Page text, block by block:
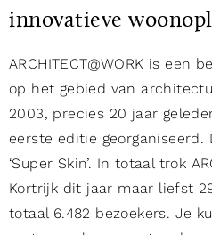
innovatieve
ARCHITECT@WORK is een
op het gebied van
2003, precies 20 jaar
eerste editie
‘Super Skin’. In totaal trok
Kortrijk dit jaar maar liefst
totaal 6.482 bezoekers. Je